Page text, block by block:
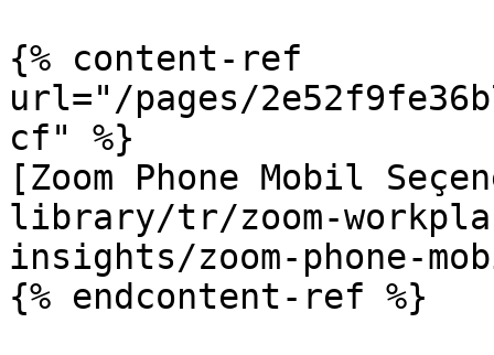
{% content-ref
url="/pages/
cf" %}
[Zoom Phone Mobil
library/tr/zoom-
insights/zoom-phone-
{% endcontent-ref %}